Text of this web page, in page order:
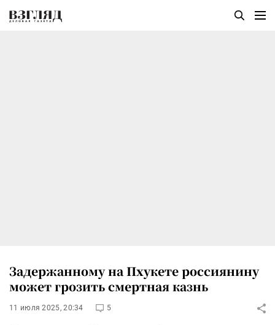
Задержанному на Пхукете россиянину
может грозить смертная казнь
11 июля 2025, 20:34 5